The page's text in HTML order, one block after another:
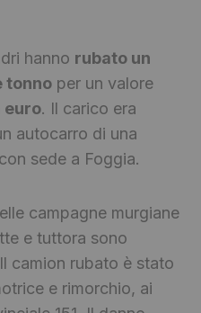
hanno rubato un
tonno per un valore
euro. Il carico era
autocarro di una
sede a Foggia.
campagne murgiane
e tuttora sono
camion rubato è stato
e rimorchio, ai